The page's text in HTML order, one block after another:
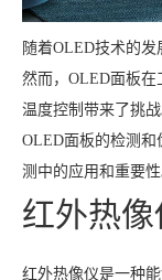
随着OLED技术的发
然而，OLED面板在
温度控制带来了挑
OLED面板的检测
测中的应用和重要性
红外热
红外热像仪是一种